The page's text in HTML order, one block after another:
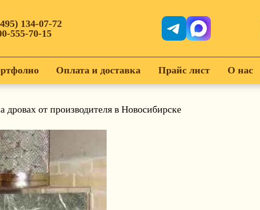
134-07-72
555-70-15
Оплата и доставка Прайс лист О нас
дровах от производителя в Новосибирске